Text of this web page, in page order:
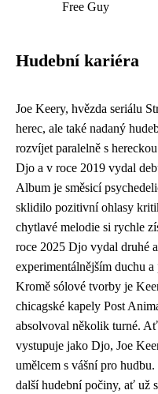
Free Guy
Hudební kariéra
Joe Keery, hvězda seriálu
herec, ale také nadaný
rozvíjet paralelně s
Djo a v roce 2019 vydal
Album je směsicí
sklidilo pozitivní ohlasy
chytlavé melodie si rychle
roce 2025 Djo vydal druhé
experimentálnějším duchu
Kromě sólové tvorby je
chicagské kapely Post
absolvoval několik turné.
vystupuje jako Djo, Joe
umělcem s vášní pro
další hudební počiny, ať už